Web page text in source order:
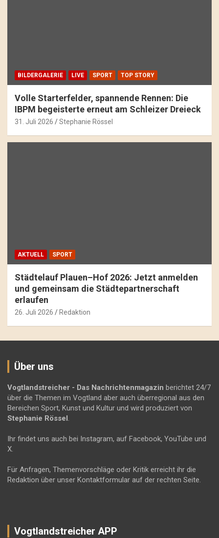
BILDERGALERIE LIVE SPORT TOP STORY
Volle Starterfelder, spannende Rennen: Die
IBPM begeisterte erneut am Schleizer Dreieck
31. Juli 2026 Stephanie Rössel
AKTUELL SPORT
Städtelauf Plauen–Hof 2026: Jetzt anmelden
und gemeinsam die Städtepartnerschaft
erlaufen
26. Juli 2026 Redaktion
Über uns
Vogtlandstreicher - Das Nachrichtenmagazin berichtet 24/7
über die Themen im Vogtland aber auch überregional aus den
Bereichen Sport, Kunst und Kultur und wird produziert von
Stephanie Rössel .
Ihr findet uns auch bei Instagram, auf Facebook, YouTube und
X.
Für Anfragen, Themenvorschläge oder Kritik erreicht ihr die
Redaktion über unser Kontaktformular auf der rechten Seite.
Vogtlandstreicher APP